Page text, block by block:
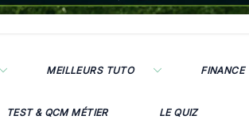
MEILLEURS TUTO FINANCE
TEST & QCM MÉTIER LE QUIZ